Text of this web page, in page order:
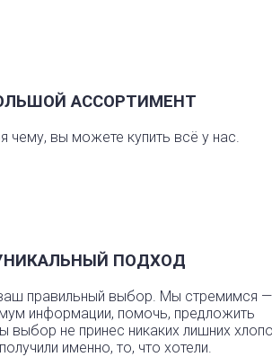
АССОРТИМЕНТ
чему, вы можете купить всё у нас.
ПОДХОД
правильный выбор. Мы стремимся —
информации, помочь, предложить
выбор не принес никаких лишних
именно, то, что хотели.